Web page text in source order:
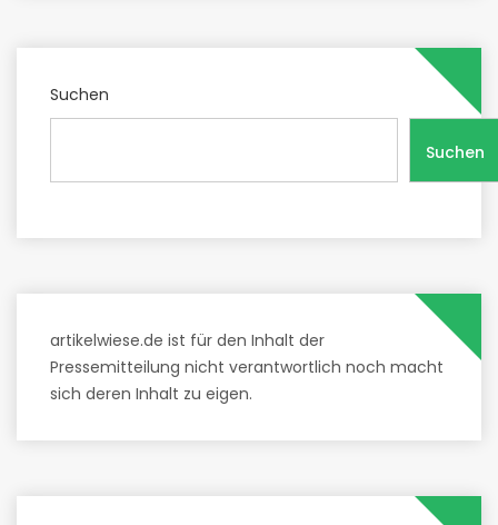
Suchen
Suchen
artikelwiese.de ist für den Inhalt der
Pressemitteilung nicht verantwortlich noch macht
sich deren Inhalt zu eigen.